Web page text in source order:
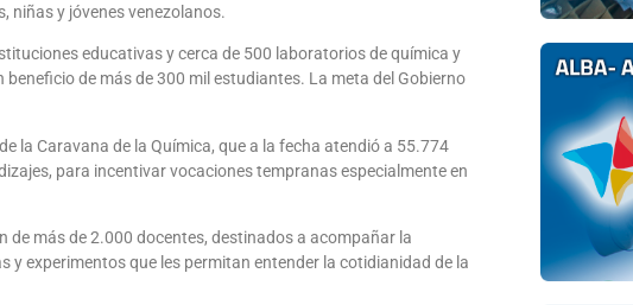
niñas y jóvenes venezolanos.
educativas y cerca de 500 laboratorios de química y
de más de 300 mil estudiantes. La meta del Gobierno
la Caravana de la Química, que a la fecha atendió a 55.774
para incentivar vocaciones tempranas especialmente en
más de 2.000 docentes, destinados a acompañar la
experimentos que les permitan entender la cotidianidad de la